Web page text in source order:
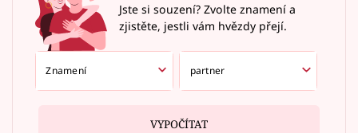
Jste si souzení? Zvolte znamení a
zjistěte, jestli vám hvězdy přejí.
VYPOČÍTAT